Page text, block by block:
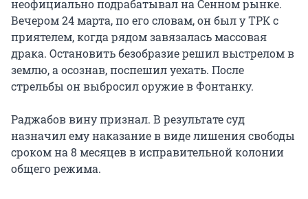
неофициально подрабатывал на Сенном рынке.
Вечером 24 марта, по его словам, он был у ТРК с
приятелем, когда рядом завязалась массовая
драка. Остановить безобразие решил выстрелом в
землю, а осознав, поспешил уехать. После
стрельбы он выбросил оружие в Фонтанку.
Раджабов вину признал. В результате суд
назначил ему наказание в виде лишения свободы
сроком на 8 месяцев в исправительной колонии
общего режима.